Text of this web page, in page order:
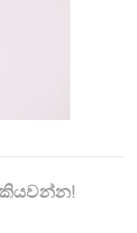
කියවන්න!